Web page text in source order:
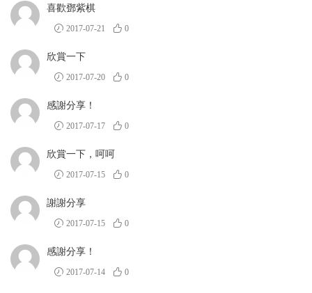
喜歡鄧紫棋
2017-07-21 0
欣賞一下
2017-07-20 0
感謝分享！
2017-07-17 0
欣賞一下，呵呵
2017-07-15 0
謝謝分享
2017-07-15 0
感謝分享！
2017-07-14 0